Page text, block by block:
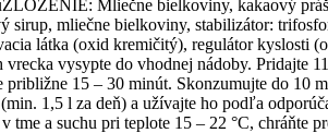
Mliečne bielkoviny, kakaový
mliečne bielkoviny, stabilizátor:
látka (oxid kremičitý), regulátor kyslosti
vysypte do vhodnej nádoby. Pridajte
15 – 30 minút. Skonzumujte do 10
1,5 l za deň) a užívajte ho podľa
tme a suchu pri teplote 15 – 22 °C, chráňte